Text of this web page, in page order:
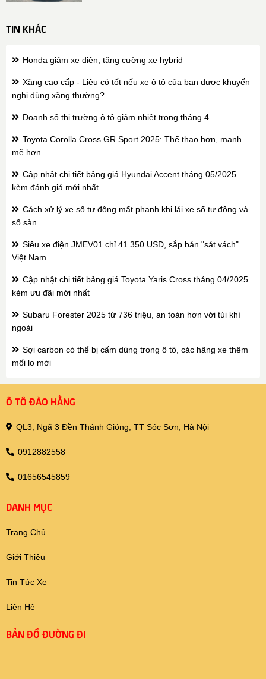
TIN KHÁC
Honda giảm xe điện, tăng cường xe hybrid
Xăng cao cấp - Liệu có tốt nếu xe ô tô của bạn được khuyến
nghị dùng xăng thường?
Doanh số thị trường ô tô giảm nhiệt trong tháng 4
Toyota Corolla Cross GR Sport 2025: Thể thao hơn, mạnh
mẽ hơn
Cập nhật chi tiết bảng giá Hyundai Accent tháng 05/2025
kèm đánh giá mới nhất
Cách xử lý xe số tự động mất phanh khi lái xe số tự động và
số sàn
Siêu xe điện JMEV01 chỉ 41.350 USD, sắp bán "sát vách"
Việt Nam
Cập nhật chi tiết bảng giá Toyota Yaris Cross tháng 04/2025
kèm ưu đãi mới nhất
Subaru Forester 2025 từ 736 triệu, an toàn hơn với túi khí
ngoài
Sợi carbon có thể bị cấm dùng trong ô tô, các hãng xe thêm
mối lo mới
Ô TÔ ĐÀO HẰNG
QL3, Ngã 3 Đền Thánh Gióng, TT Sóc Sơn, Hà Nội
0912882558
01656545859
DANH MỤC
Trang Chủ
Giới Thiệu
Tin Tức Xe
Liên Hệ
BẢN ĐỒ ĐƯỜNG ĐI